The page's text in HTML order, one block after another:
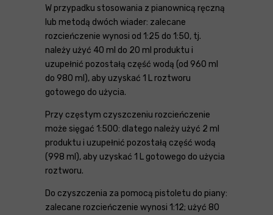
W przypadku stosowania z pianownicą ręczną
lub metodą dwóch wiader: zalecane
rozcieńczenie wynosi od 1:25 do 1:50, tj.
należy użyć 40 ml do 20 ml produktu i
uzupełnić pozostałą część wodą (od 960 ml
do 980 ml), aby uzyskać 1 L roztworu
gotowego do użycia.
Przy częstym czyszczeniu rozcieńczenie
może sięgać 1:500: dlatego należy użyć 2 ml
produktu i uzupełnić pozostałą część wodą
(998 ml), aby uzyskać 1 L gotowego do użycia
roztworu.
Do czyszczenia za pomocą pistoletu do piany:
zalecane rozcieńczenie wynosi 1:12; użyć 80